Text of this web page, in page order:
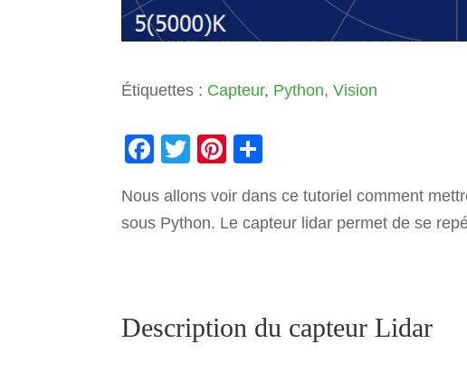
Étiquettes : Capteur, Python,Vision
F
c
e
o
T
tt
er
Pi
er
e
ta
g
Nous allons voir dans ce tutoriel comment
sous Python. Le capteur lidar permet de se
Description du capteur Lidar